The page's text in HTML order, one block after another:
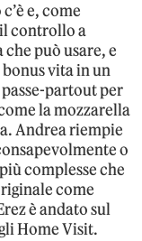
e, come
controllo a
può usare, e
bonus vita in un
partout per
la mozzarella
Andrea riempie
o
complesse che
come
è andato sul
Home Visit.